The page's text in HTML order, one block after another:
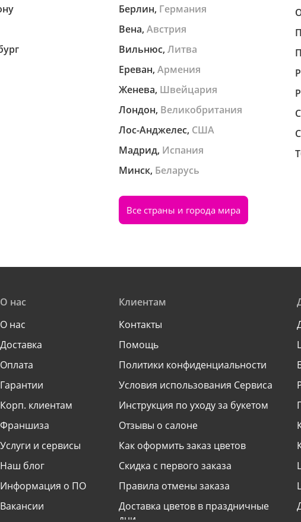
Берлин, Германия
Вена, Австрия
Вильнюс, Литва
Ереван, Армения
Женева, Швейцария
Лондон, Великобритания
Лос-Анджелес, США
Мадрид, Испания
Минск, Беларусь
Все страны и города мира
О нас
О нас
Доставка
Оплата
Гарантии
Корп. клиентам
Франшиза
Услуги и сервисы
Наш блог
Информация о ПО
Вакансии
Клиентам
Контакты
Помощь
Политики конфиденциальности
Условия использования Сервиса
Инструкция по уходу за букетом
Отзывы о салоне
Как оформить заказ цветов
Скидка с первого заказа
Правила отмены заказа
Доставка цветов в праздничные
дни